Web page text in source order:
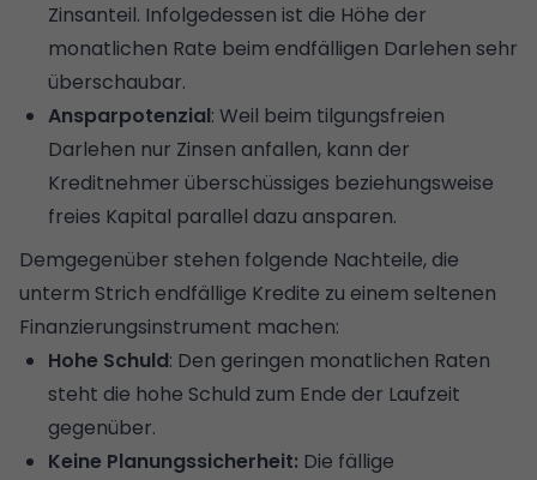
Zinsanteil. Infolgedessen ist die Höhe der
monatlichen Rate beim endfälligen Darlehen sehr
überschaubar.
Ansparpotenzial: Weil beim tilgungsfreien
Darlehen nur Zinsen anfallen, kann der
Kreditnehmer überschüssiges beziehungsweise
freies Kapital parallel dazu ansparen.
Demgegenüber stehen folgende Nachteile, die
unterm Strich endfällige Kredite zu einem seltenen
Finanzierungsinstrument machen:
Hohe Schuld: Den geringen monatlichen Raten
steht die hohe Schuld zum Ende der Laufzeit
gegenüber.
Keine Planungssicherheit: Die fällige